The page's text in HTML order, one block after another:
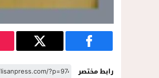
رابط مختصر